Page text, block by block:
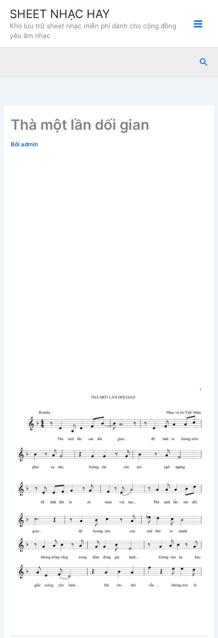
dung
SHEET NHẠC HAY
Kho lưu trữ sheet nhạc miễn phí dành cho cộng đồng
yêu âm nhạc
Tìm
Thà một lần dối gian
Bởiadmin